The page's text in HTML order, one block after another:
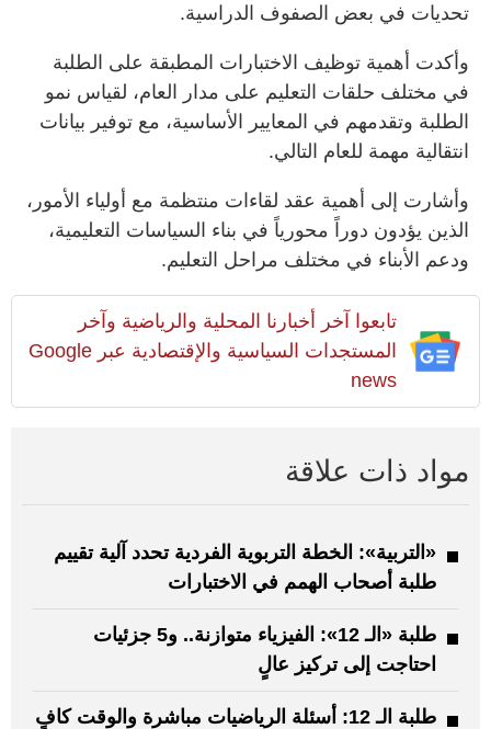
تحديات في بعض الصفوف الدراسية.
وأكدت أهمية توظيف الاختبارات المطبقة على الطلبة
في مختلف حلقات التعليم على مدار العام، لقياس نمو
الطلبة وتقدمهم في المعايير الأساسية، مع توفير بيانات
انتقالية مهمة للعام التالي.
وأشارت إلى أهمية عقد لقاءات منتظمة مع أولياء الأمور،
الذين يؤدون دوراً محورياً في بناء السياسات التعليمية،
ودعم الأبناء في مختلف مراحل التعليم.
تابعوا آخر أخبارنا المحلية والرياضية وآخر
المستجدات السياسية والإقتصادية عبر Google
news
مواد ذات علاقة
«التربية»: الخطة التربوية الفردية تحدد آلية تقييم
طلبة أصحاب الهمم في الاختبارات
طلبة «الـ 12»: الفيزياء متوازنة.. و5 جزئيات
احتاجت إلى تركيز عالٍ
طلبة الـ 12: أسئلة الرياضيات مباشرة والوقت كافٍ